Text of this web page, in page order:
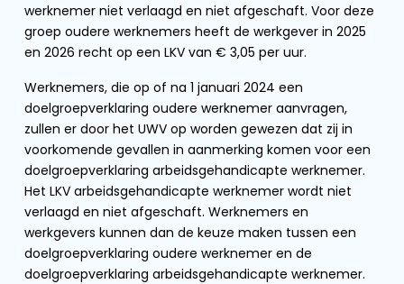
werknemer niet verlaagd en niet afgeschaft. Voor deze
groep oudere werknemers heeft de werkgever in 2025
en 2026 recht op een LKV van € 3,05 per uur.
Werknemers, die op of na 1 januari 2024 een
doelgroepverklaring oudere werknemer aanvragen,
zullen er door het UWV op worden gewezen dat zij in
voorkomende gevallen in aanmerking komen voor een
doelgroepverklaring arbeidsgehandicapte werknemer.
Het LKV arbeidsgehandicapte werknemer wordt niet
verlaagd en niet afgeschaft. Werknemers en
werkgevers kunnen dan de keuze maken tussen een
doelgroepverklaring oudere werknemer en de
doelgroepverklaring arbeidsgehandicapte werknemer.